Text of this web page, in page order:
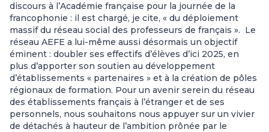
discours à l’Académie française pour la journée de la
francophonie : il est chargé, je cite, « du déploiement
massif du réseau social des professeurs de français ». Le
réseau AEFE a lui-même aussi désormais un objectif
éminent : doubler ses effectifs d’élèves d’ici 2025, en
plus d’apporter son soutien au développement
d’établissements « partenaires » et à la création de pôles
régionaux de formation. Pour un avenir serein du réseau
des établissements français à l’étranger et de ses
personnels, nous souhaitons nous appuyer sur un vivier
de détachés à hauteur de l’ambition prônée par le